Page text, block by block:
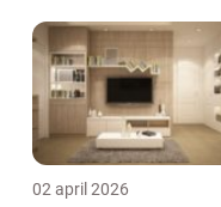
02 april 2026